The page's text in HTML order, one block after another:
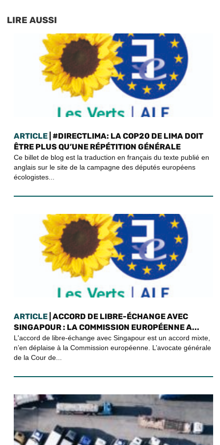
LIRE AUSSI
ARTICLE | #DIRECTLIMA: LA COP20 DE LIMA DOIT
ÊTRE PLUS QU’UNE RÉPÉTITION GÉNÉRALE
Ce billet de blog est la traduction en français du texte publié en
anglais sur le site de la campagne des députés européens
écologistes...
ARTICLE | ACCORD DE LIBRE-ÉCHANGE AVEC
SINGAPOUR : LA COMMISSION EUROPÉENNE A...
L'accord de libre-échange avec Singapour est un accord mixte,
n’en déplaise à la Commission européenne. L’avocate générale
de la Cour de...